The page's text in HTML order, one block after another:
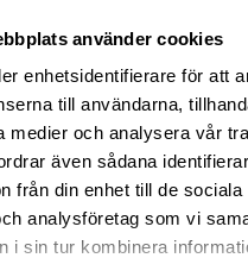
använder cookies
enhetsidentifierare för att
till användarna,
medier och analysera vår
även sådana
från din enhet till de sociala
analysföretag som vi
i sin tur kombinera
Alla måltider måndag-fredag
mellis, middag)
Hyra av redskap.
Fri tillgång till hela Dome
Goodiebag till värde av
information: